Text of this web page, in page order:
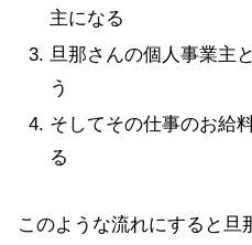
主になる
旦那さんの個人事業主
う
そしてその仕事のお給
る
このような流れにすると旦